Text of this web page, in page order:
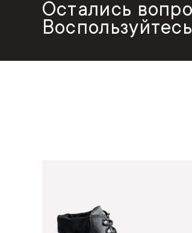
Остались